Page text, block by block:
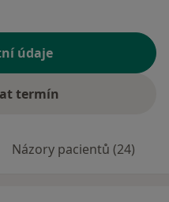
údaje
termín
Názory pacientů (24)